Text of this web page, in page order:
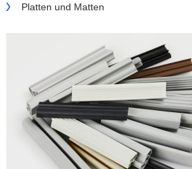
Platten und Matten